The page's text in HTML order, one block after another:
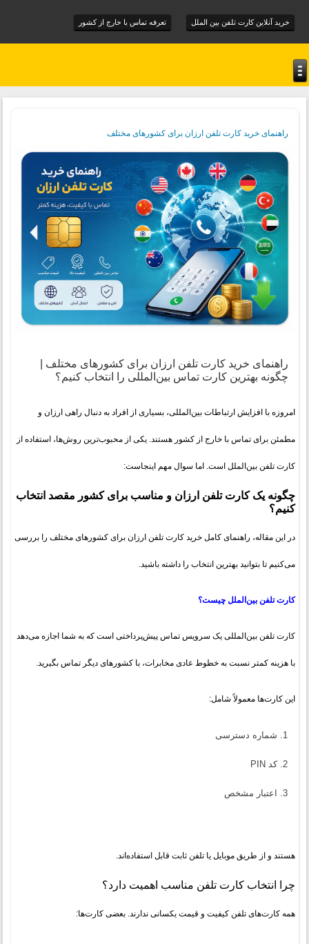
خرید آنلاین کارت تلفن بین الملل تعرفه تماس با خارج از کشور
راهنمای خرید کارت تلفن ارزان برای کشورهای مختلف
راهنمای خرید کارت تلفن ارزان برای کشورهای مختلف |
چگونه بهترین کارت تماس بین‌المللی را انتخاب کنیم؟
امروزه با افزایش ارتباطات بین‌المللی، بسیاری از افراد به دنبال راهی ارزان و
مطمئن برای تماس با خارج از کشور هستند. یکی از محبوب‌ترین روش‌ها، استفاده از
کارت تلفن بین‌الملل است. اما سوال مهم اینجاست:
چگونه یک کارت تلفن ارزان و مناسب برای کشور مقصد انتخاب
کنیم؟
در این مقاله، راهنمای کامل خرید کارت تلفن ارزان برای کشورهای مختلف را بررسی
می‌کنیم تا بتوانید بهترین انتخاب را داشته باشید.
کارت تلفن بین‌الملل چیست؟
کارت تلفن بین‌المللی یک سرویس تماس پیش‌پرداختی است که به شما اجازه می‌دهد
با هزینه کمتر نسبت به خطوط عادی مخابرات، با کشورهای دیگر تماس بگیرید.
این کارت‌ها معمولاً شامل:
شماره دسترسی
کد PIN
اعتبار مشخص
هستند و از طریق موبایل یا تلفن ثابت قابل استفاده‌اند.
چرا انتخاب کارت تلفن مناسب اهمیت دارد؟
همه کارت‌های تلفن کیفیت و قیمت یکسانی ندارند. بعضی کارت‌ها: